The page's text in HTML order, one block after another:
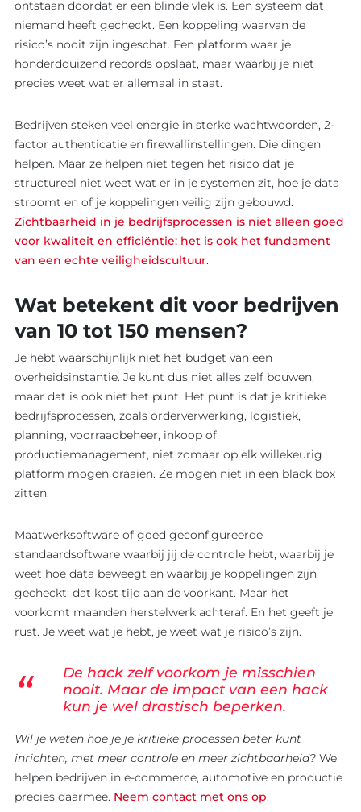
ontstaan doordat er een blinde vlek is. Een systeem dat
niemand heeft gecheckt. Een koppeling waarvan de
risico’s nooit zijn ingeschat. Een platform waar je
honderdduizend records opslaat, maar waarbij je niet
precies weet wat er allemaal in staat.
Bedrijven steken veel energie in sterke wachtwoorden, 2-
factor authenticatie en firewallinstellingen. Die dingen
helpen. Maar ze helpen niet tegen het risico dat je
structureel niet weet wat er in je systemen zit, hoe je data
stroomt en of je koppelingen veilig zijn gebouwd.
Zichtbaarheid in je bedrijfsprocessen is niet alleen goed
voor kwaliteit en efficiëntie: het is ook het fundament
van een echte veiligheidscultuur.
Wat betekent dit voor bedrijven
van 10 tot 150 mensen?
Je hebt waarschijnlijk niet het budget van een
overheidsinstantie. Je kunt dus niet alles zelf bouwen,
maar dat is ook niet het punt. Het punt is dat je kritieke
bedrijfsprocessen, zoals orderverwerking, logistiek,
planning, voorraadbeheer, inkoop of
productiemanagement, niet zomaar op elk willekeurig
platform mogen draaien. Ze mogen niet in een black box
zitten.
Maatwerksoftware of goed geconfigureerde
standaardsoftware waarbij jij de controle hebt, waarbij je
weet hoe data beweegt en waarbij je koppelingen zijn
gecheckt: dat kost tijd aan de voorkant. Maar het
voorkomt maanden herstelwerk achteraf. En het geeft je
rust. Je weet wat je hebt, je weet wat je risico’s zijn.
De hack zelf voorkom je misschien
nooit. Maar de impact van een hack
kun je wel drastisch beperken.
Wil je weten hoe je je kritieke processen beter kunt
inrichten, met meer controle en meer zichtbaarheid? We
helpen bedrijven in e-commerce, automotive en productie
precies daarmee. Neem contact met ons op.